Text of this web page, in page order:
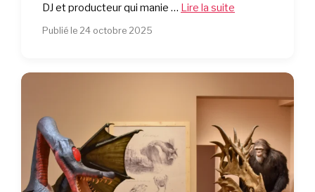
DJ et producteur qui manie … Lire la suite
Publié le 24 octobre 2025